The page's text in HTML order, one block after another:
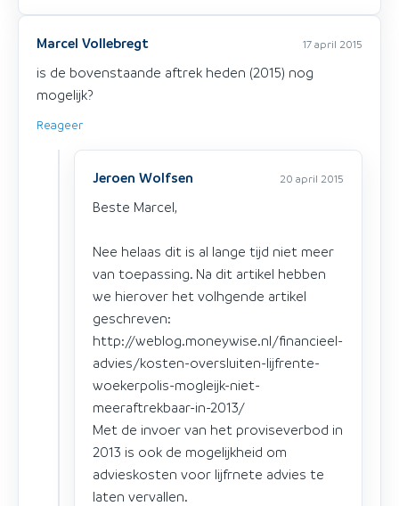
Marcel Vollebregt 17 april 2015
is de bovenstaande aftrek heden (2015) nog
mogelijk?
Reageer
Jeroen Wolfsen 20 april 2015
Beste Marcel,
Nee helaas dit is al lange tijd niet meer
van toepassing. Na dit artikel hebben
we hierover het volhgende artikel
geschreven:
http://weblog.moneywise.nl/financieel-
advies/kosten-oversluiten-lijfrente-
woekerpolis-mogleijk-niet-
meeraftrekbaar-in-2013/
Met de invoer van het proviseverbod in
2013 is ook de mogelijkheid om
advieskosten voor lijfrnete advies te
laten vervallen.